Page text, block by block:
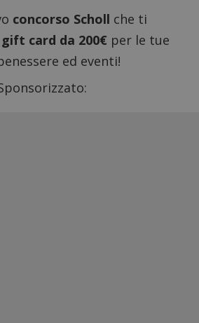
concorso Scholl che ti
gift card da 200€ per le tue
ed eventi!